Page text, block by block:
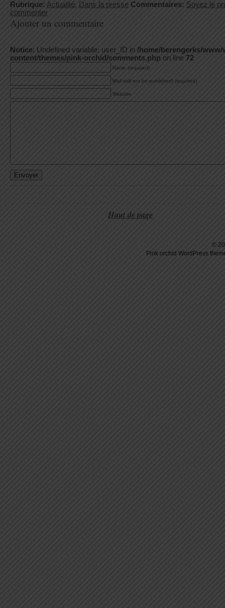
Rubrique: Actualité, Dans la presse Commentaires: Soyez le
commenter
Ajouter un commentaire
Notice: Undefined variable: user_ID in /home/berengerks/www/
content/themes/pink-orchid/comments.php on line 72
Name (required)
Mail (will not be published) (required)
Website
Haut de page
©
Pink orchid WordPress